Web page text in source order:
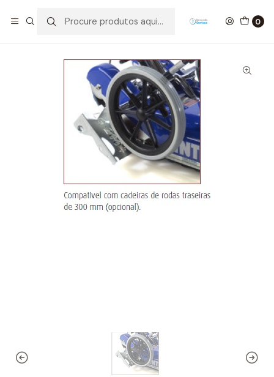
0
Oruga Trepador de escadas - LG2004 Basic